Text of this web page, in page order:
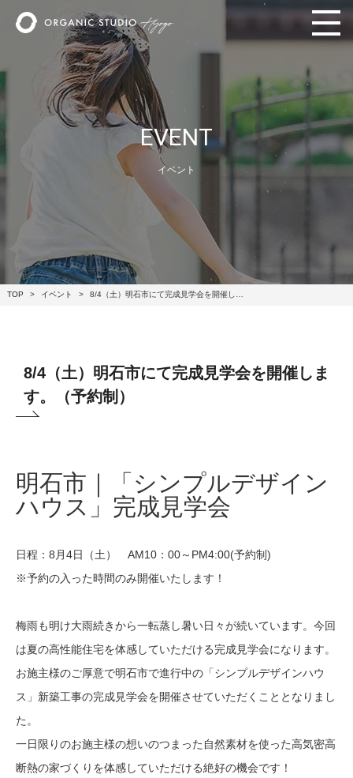
EVENT
イベント
TOP イベント 8/4（土）明石市にて完成見学会を開催し…
8/4（土）明石市にて完成見学会を開催しま
す。（予約制）
明石市 ｜「シンプルデザイン
ハウス」完成見学会
日程：8月4日（土） AM10：00～PM4:00(予約制)
※予約の入った時間のみ開催いたします！
梅雨も明け大雨続きから一転蒸し暑い日々が続いています。今回
は夏の高性能住宅を体感していただける完成見学会になります。
お施主様のご厚意で明石市で進行中の「シンプルデザインハウ
ス」新築工事の完成見学会を開催させていただくこととなりまし
た。
一日限りのお施主様の想いのつまった自然素材を使った高気密高
断熱の家づくりを体感していただける絶好の機会です！